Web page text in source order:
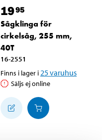
1995
Sågklinga för
cirkelsåg, 255 mm,
40T
16-2551
Finns i lager i 25varuhus
Säljs ej online